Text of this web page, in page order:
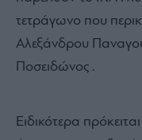
τετράγωνο που
Αλεξάνδρου
Ποσειδώνος .
Ειδικότερα